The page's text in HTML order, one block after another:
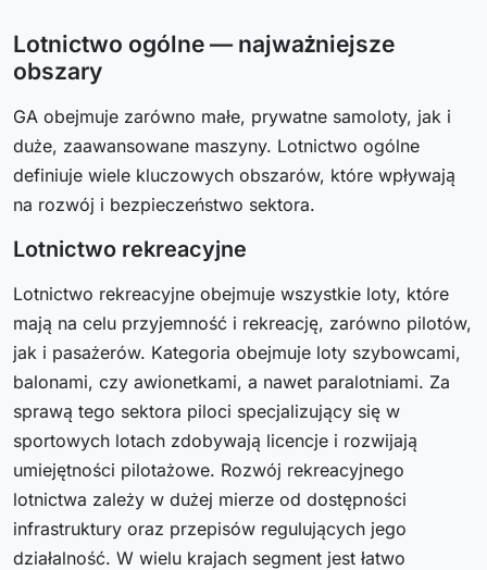
Lotnictwo ogólne — najważniejsze
obszary
GA obejmuje zarówno małe, prywatne samoloty, jak i
duże, zaawansowane maszyny. Lotnictwo ogólne
definiuje wiele kluczowych obszarów, które wpływają
na rozwój i bezpieczeństwo sektora.
Lotnictwo rekreacyjne
Lotnictwo rekreacyjne obejmuje wszystkie loty, które
mają na celu przyjemność i rekreację, zarówno pilotów,
jak i pasażerów. Kategoria obejmuje loty szybowcami,
balonami, czy awionetkami, a nawet paralotniami. Za
sprawą tego sektora piloci specjalizujący się w
sportowych lotach zdobywają licencje i rozwijają
umiejętności pilotażowe. Rozwój rekreacyjnego
lotnictwa zależy w dużej mierze od dostępności
infrastruktury oraz przepisów regulujących jego
działalność. W wielu krajach segment jest łatwo